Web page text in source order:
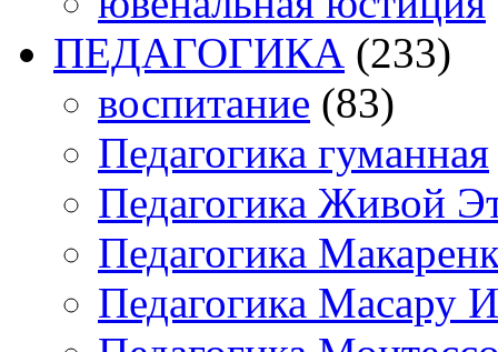
ПЕДАГОГИКА (233)
воспитание (83)
Педагогика гуманная
Педагогика Живой
Педагогика
Педагогика Масару